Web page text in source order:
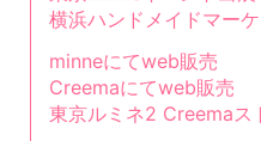
横浜ハンドメイドマー
minneにてweb販売
Creemaにてweb販売
東京ルミネ2 Creemaス